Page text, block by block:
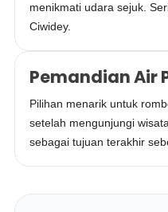
menikmati udara sejuk.
Ciwidey.
Pemandian Air
Pilihan menarik untuk
setelah mengunjungi
sebagai tujuan terakhir